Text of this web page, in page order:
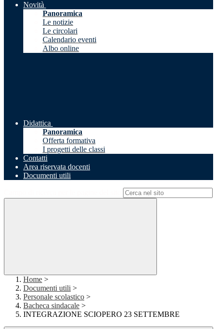
Novità
Panoramica
Le notizie
Le circolari
Calendario eventi
Albo online
Didattica
Panoramica
Offerta formativa
I progetti delle classi
Contatti
Area riservata docenti
Documenti utili
Home >
Documenti utili >
Personale scolastico >
Bacheca sindacale >
INTEGRAZIONE SCIOPERO 23 SETTEMBRE